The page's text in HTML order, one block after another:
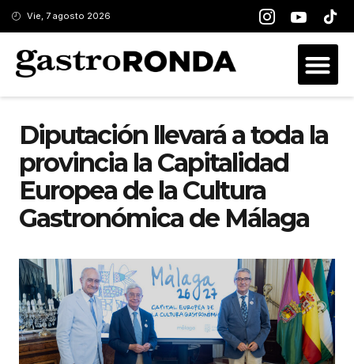
Vie, 7 agosto 2026
Diputación llevará a toda la
provincia la Capitalidad
Europea de la Cultura
Gastronómica de Málaga